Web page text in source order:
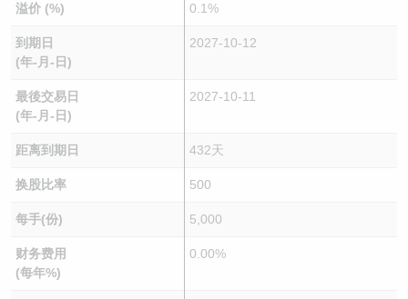
溢价 (%) 0.1%
到期日
(年-月-日)
2027-10-12
最後交易日
(年-月-日)
2027-10-11
距离到期日 432天
换股比率 500
每手(份) 5,000
财务费用
(每年%)
0.00%